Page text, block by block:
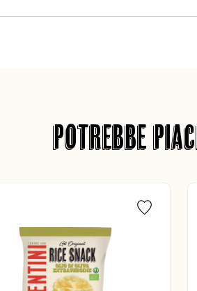
POTREBBE